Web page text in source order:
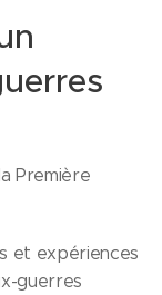
Première
et expériences
guerres